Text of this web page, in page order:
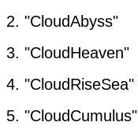
2. "CloudAbyss"
3. "CloudHeaven"
4. "CloudRiseSea"
5. "CloudCumulus"